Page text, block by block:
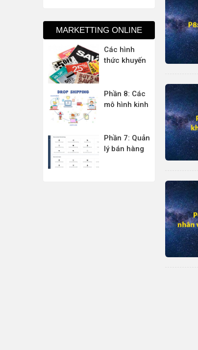
MARKETTING ONLINE
Các hình
thức khuyến
Marketing
hiệu quả
Phần 8: Các
mô hình kinh
online tại
Việt Nam
Phần 7: Quản
lý bán hàng